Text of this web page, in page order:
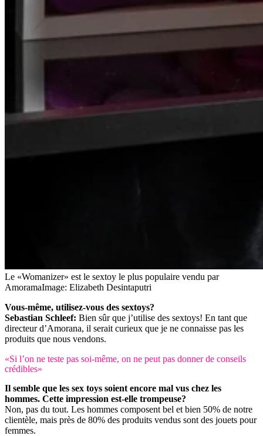
Le «Womanizer» est le sextoy le plus populaire vendu par
AmoramaImage: Elizabeth Desintaputri
Vous-même, utilisez-vous des sextoys?
Sebastian Schleef: Bien sûr que j’utilise des sextoys! En tant que
directeur d’Amorana, il serait curieux que je ne connaisse pas les
produits que nous vendons.
«Si l’on ne teste pas soi-même, on ne peut pas donner de conseils
crédibles»
Il semble que les sex toys soient encore mal vus chez les
hommes. Cette impression est-elle trompeuse?
Non, pas du tout. Les hommes composent bel et bien 50% de notre
clientèle, mais près de 80% des produits vendus sont des jouets pour
femmes.